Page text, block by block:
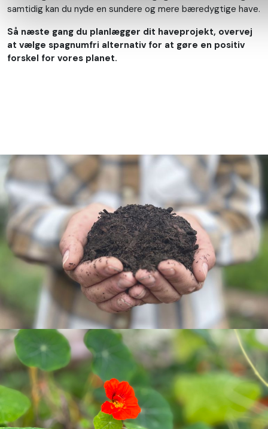
samtidig kan du nyde en sundere og mere bæredygtige have.
Så næste gang du planlægger dit haveprojekt, overvej
at vælge spagnumfri alternativ for at gøre en positiv
forskel for vores planet.